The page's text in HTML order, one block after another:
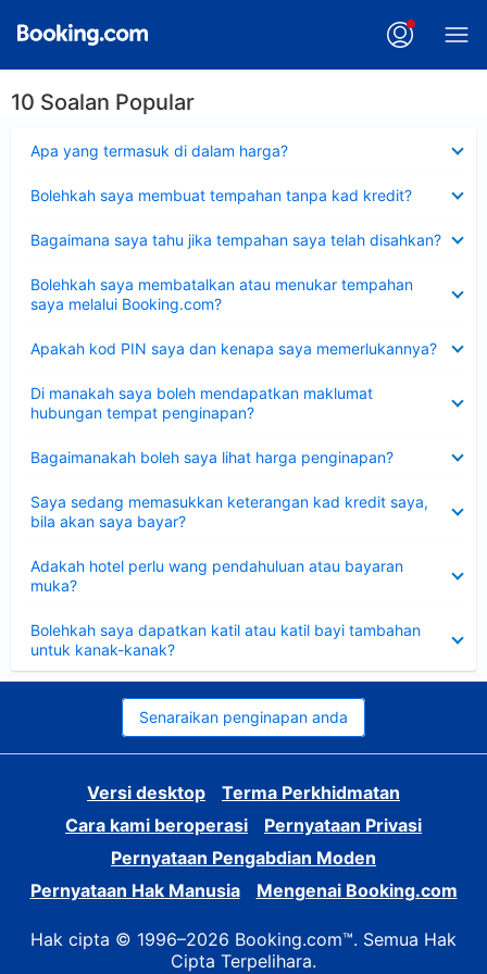
10 Soalan Popular
Apa yang termasuk di dalam harga?
Bolehkah saya membuat tempahan tanpa kad kredit?
Bagaimana saya tahu jika tempahan saya telah disahkan?
Bolehkah saya membatalkan atau menukar tempahan
saya melalui Booking.com?
Apakah kod PIN saya dan kenapa saya memerlukannya?
Di manakah saya boleh mendapatkan maklumat
hubungan tempat penginapan?
Bagaimanakah boleh saya lihat harga penginapan?
Saya sedang memasukkan keterangan kad kredit saya,
bila akan saya bayar?
Adakah hotel perlu wang pendahuluan atau bayaran
muka?
Bolehkah saya dapatkan katil atau katil bayi tambahan
untuk kanak-kanak?
Senaraikan penginapan anda
Versi desktop
Terma Perkhidmatan
Cara kami beroperasi
Pernyataan Privasi
Pernyataan Pengabdian Moden
Pernyataan Hak Manusia
Mengenai Booking.com
Hak cipta © 1996–2026 Booking.com™. Semua Hak
Cipta Terpelihara.